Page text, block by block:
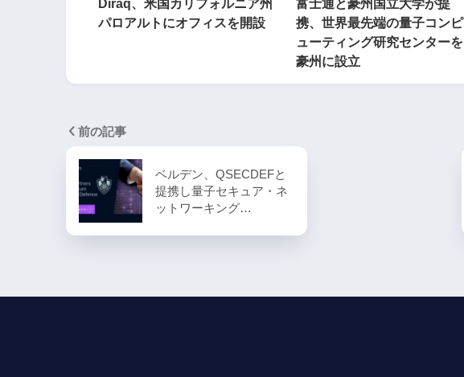
Diraq、米国カリフォルニア州
パロアルトにオフィスを開設
富士通と豪州国立大学が提
携、世界最先端の量子コンピ
ューティング研究センターを
豪州に設立
前の記事
ベルデン、QSECDEFと
提携し量子セキュア・ネ
ットワーキング…